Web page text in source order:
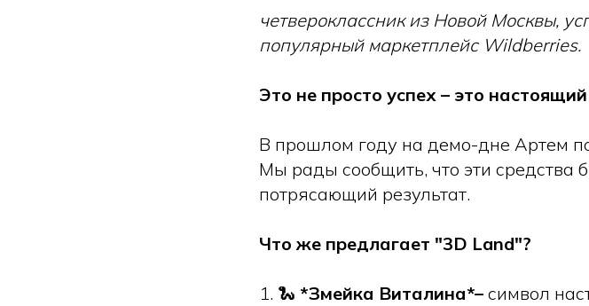
четвероклассник из Новой Москвы,
популярный маркетплейс Wildberries.
Это не просто успех – это
В прошлом году на демо-дне Артем
Мы рады сообщить, что эти средства
потрясающий результат.
Что же предлагает "3D Land"?
1. 🐍 *Змейка Виталина*– символ